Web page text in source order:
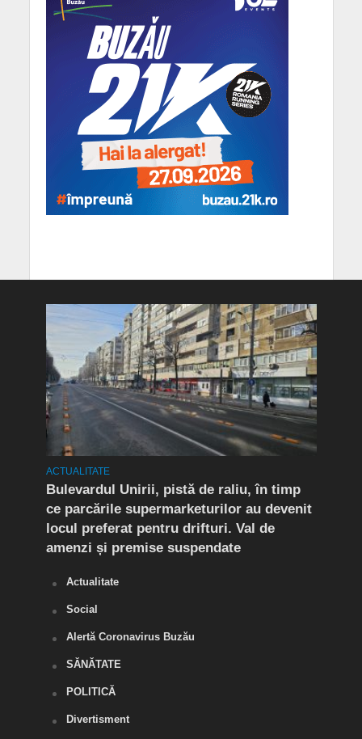
ACTUALITATE
Bulevardul Unirii, pistă de raliu, în timp
ce parcările supermarketurilor au devenit
locul preferat pentru drifturi. Val de
amenzi și premise suspendate
Actualitate
Social
Alertă Coronavirus Buzău
SĂNĂTATE
POLITICĂ
Divertisment